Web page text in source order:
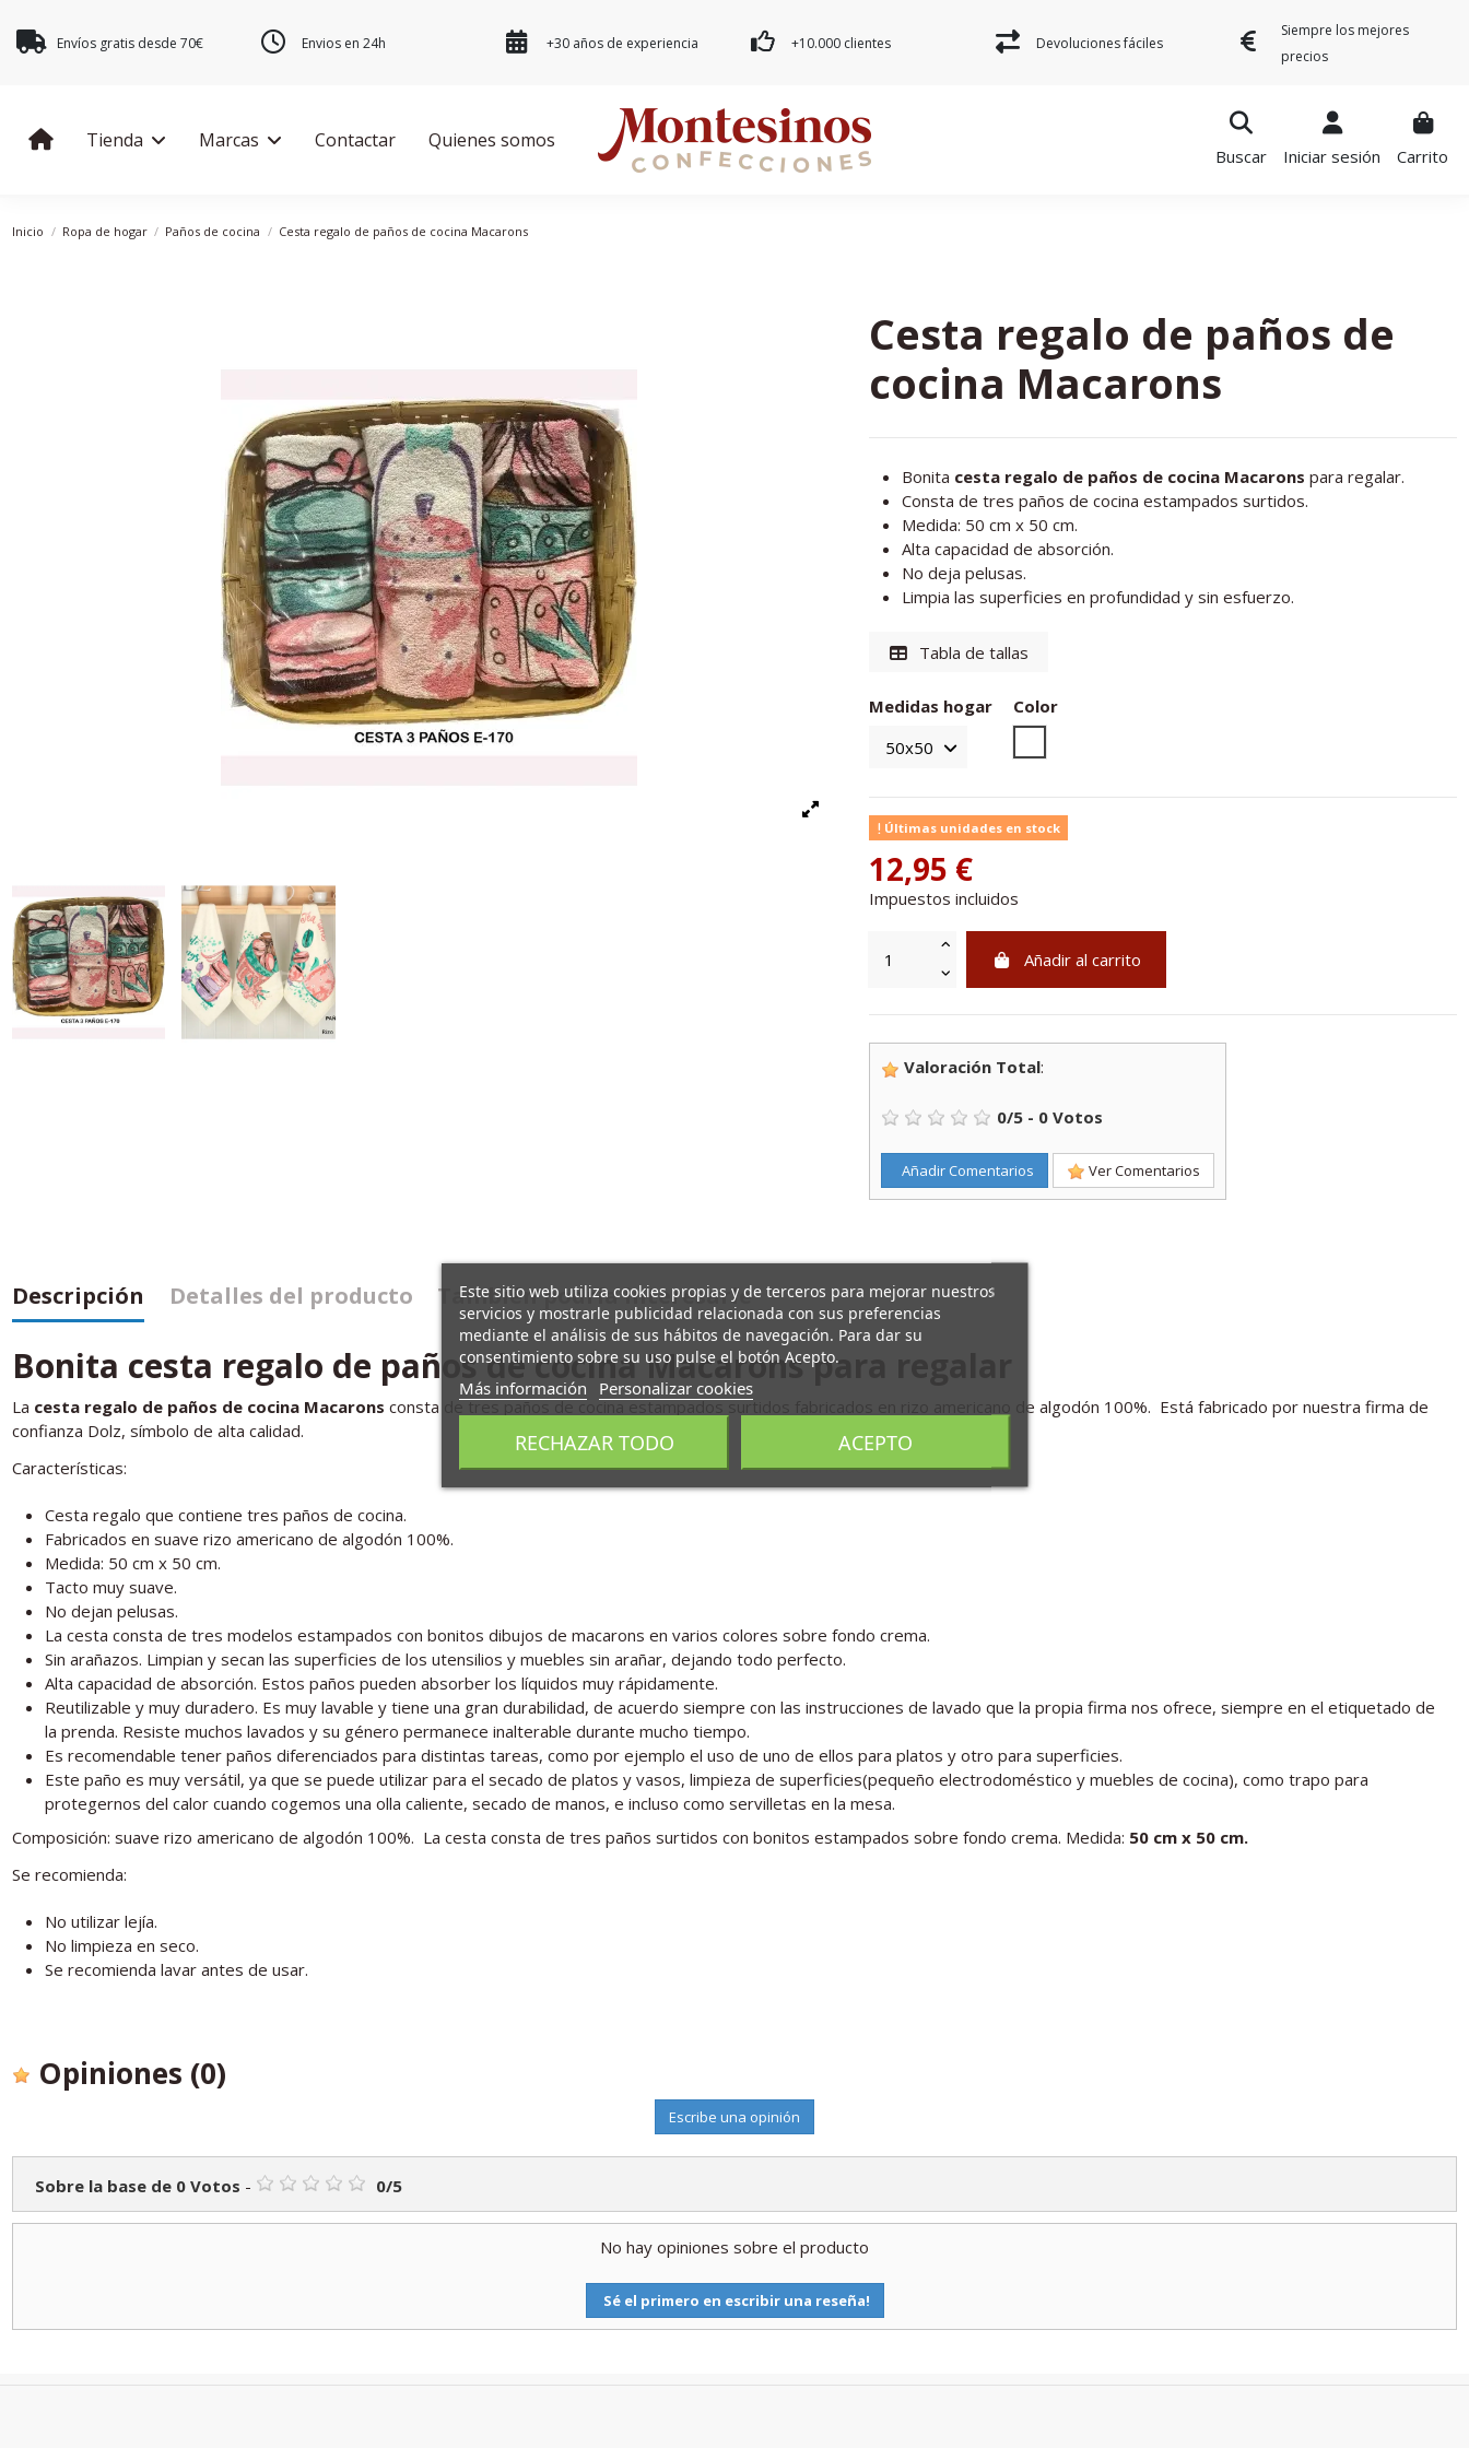
Envíos gratis desde 70€ Envios en 24h +30 años de experiencia +10.000 clientes Devoluciones fáciles
Siempre los mejores
precios
Tienda Marcas Contactar Quienes somos
Buscar Iniciar sesión Carrito
Inicio Ropa de hogar Paños de cocina Cesta regalo de paños de cocina Macarons
Cesta regalo de paños de
cocina Macarons
Bonita cesta regalo de paños de cocina Macarons para regalar.
Consta de tres paños de cocina estampados surtidos.
Medida: 50 cm x 50 cm.
Alta capacidad de absorción.
No deja pelusas.
Limpia las superficies en profundidad y sin esfuerzo.
Tabla de tallas
Medidas hogar
Color
Últimas unidades en stock
12,95 €
Impuestos incluidos
Añadir al carrito
Valoración Total:
0/5 - 0 Votos
Añadir Comentarios Ver Comentarios
Descripción Detalles del producto También podría interesarle
Bonita cesta regalo de paños de cocina Macarons para regalar
La cesta regalo de paños de cocina Macarons consta de tres paños de cocina estampados surtidos fabricados en rizo americano de algodón 100%. Está fabricado por nuestra firma de
confianza Dolz, símbolo de alta calidad.
Características:
Cesta regalo que contiene tres paños de cocina.
Fabricados en suave rizo americano de algodón 100%.
Medida: 50 cm x 50 cm.
Tacto muy suave.
No dejan pelusas.
La cesta consta de tres modelos estampados con bonitos dibujos de macarons en varios colores sobre fondo crema.
Sin arañazos. Limpian y secan las superficies de los utensilios y muebles sin arañar, dejando todo perfecto.
Alta capacidad de absorción. Estos paños pueden absorber los líquidos muy rápidamente.
Reutilizable y muy duradero. Es muy lavable y tiene una gran durabilidad, de acuerdo siempre con las instrucciones de lavado que la propia firma nos ofrece, siempre en el etiquetado de
la prenda. Resiste muchos lavados y su género permanece inalterable durante mucho tiempo.
Es recomendable tener paños diferenciados para distintas tareas, como por ejemplo el uso de uno de ellos para platos y otro para superficies.
Este paño es muy versátil, ya que se puede utilizar para el secado de platos y vasos, limpieza de superficies(pequeño electrodoméstico y muebles de cocina), como trapo para
protegernos del calor cuando cogemos una olla caliente, secado de manos, e incluso como servilletas en la mesa.
Composición: suave rizo americano de algodón 100%. La cesta consta de tres paños surtidos con bonitos estampados sobre fondo crema. Medida: 50 cm x 50 cm.
Se recomienda:
No utilizar lejía.
No limpieza en seco.
Se recomienda lavar antes de usar.
Opiniones (0)
Escribe una opinión
Sobre la base de 0 Votos - 0/5
No hay opiniones sobre el producto
Sé el primero en escribir una reseña!
Este sitio web utiliza cookies propias y de terceros para mejorar nuestros
servicios y mostrarle publicidad relacionada con sus preferencias
mediante el análisis de sus hábitos de navegación. Para dar su
consentimiento sobre su uso pulse el botón Acepto.
Más información Personalizar cookies
RECHAZAR TODO ACEPTO